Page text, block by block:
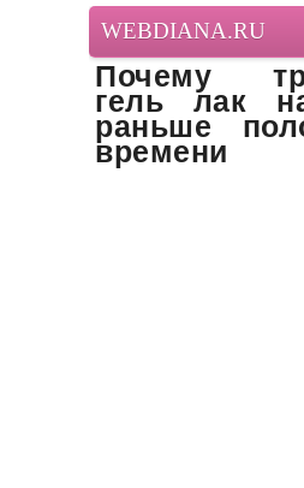
WEBDIANA.RU
Почему
гель лак
раньше
времени